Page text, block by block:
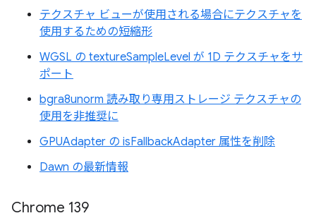
テクスチャ ビューが使用される場合にテクスチャを
使用するための短縮形
WGSL の textureSampleLevel が 1D テクスチャをサ
ポート
bgra8unorm 読み取り専用ストレージ テクスチャの
使用を非推奨に
GPUAdapter の isFallbackAdapter 属性を削除
Dawn の最新情報
Chrome 139